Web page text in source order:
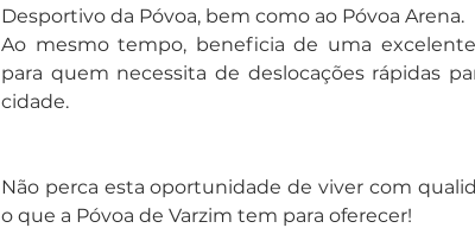
Desportivo da Póvoa, bem como ao Póvoa Arena.
Ao mesmo tempo, beneficia de uma
para quem necessita de deslocações rápidas
cidade.
Não perca esta oportunidade de viver com
o que a Póvoa de Varzim tem para oferecer!